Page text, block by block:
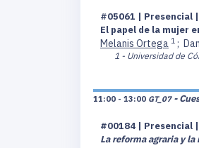
#05061 | Presencial
El papel de la mujer
Melanis Ortega 1 ;
1 - Universidad de
11:00 - 13:00 GT_07 -
#00184 | Presencial
La reforma agraria y